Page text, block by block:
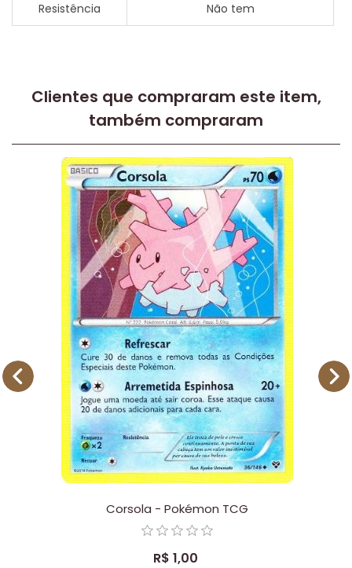
Resistência Não tem
Clientes que compraram este item,
também compraram
Corsola - Pokémon TCG
R$ 1,00